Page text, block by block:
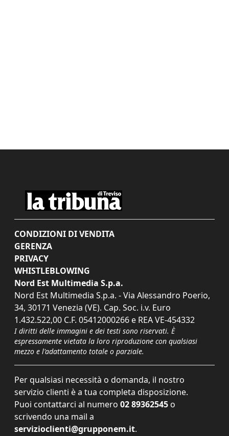
CONDIZIONI DI VENDITA
GERENZA
PRIVACY
WHISTLEBLOWING
Nord Est Multimedia S.p.a.
Nord Est Multimedia S.p.a. - Via Alessandro Poerio,
34, 30171 Venezia (VE). Cap. Soc. i.v. Euro
1.432.522,00 C.F. 05412000266 e REA VE-454332
I diritti delle immagini e dei testi sono riservati. È
espressamente vietata la loro riproduzione con qualsiasi
mezzo e l'adattamento totale o parziale.
Per qualsiasi necessità o domanda, il nostro
servizio clienti è a tua completa disposizione.
Puoi contattarci al numero 02 89362545 o
scrivendo una mail a
servizioclienti@grupponem.it.